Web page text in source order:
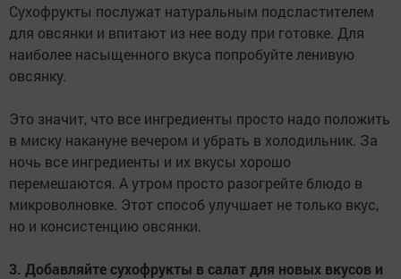
Сухофрукты послужат натуральным подсластителем
для овсянки и впитают из нее воду при готовке. Для
наиболее насыщенного вкуса попробуйте ленивую
овсянку.
Это значит, что все ингредиенты просто надо положить
в миску накануне вечером и убрать в холодильник. За
ночь все ингредиенты и их вкусы хорошо
перемешаются. А утром просто разогрейте блюдо в
микроволновке. Этот способ улучшает не только вкус,
но и консистенцию овсянки.
3. Добавляйте сухофрукты в салат для новых вкусов и